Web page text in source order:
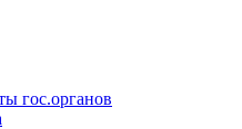
гос.органов